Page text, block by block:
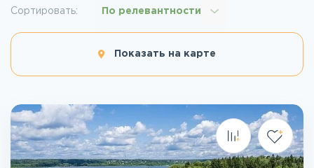
Показать на карте
Сортировать: По релевантности